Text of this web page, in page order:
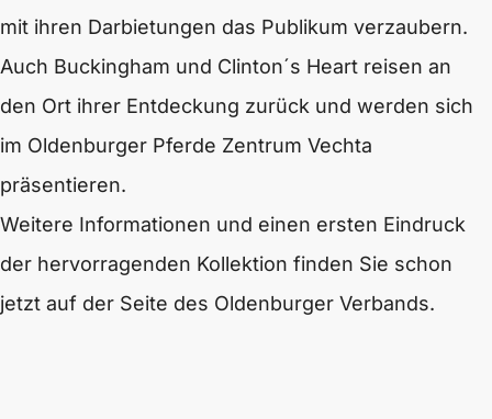
mit ihren Darbietungen das Publikum verzaubern.
Auch Buckingham und Clinton´s Heart reisen an
den Ort ihrer Entdeckung zurück und werden sich
im Oldenburger Pferde Zentrum Vechta
präsentieren.
Weitere Informationen und einen ersten Eindruck
der hervorragenden Kollektion finden Sie schon
jetzt auf der Seite des Oldenburger Verbands.